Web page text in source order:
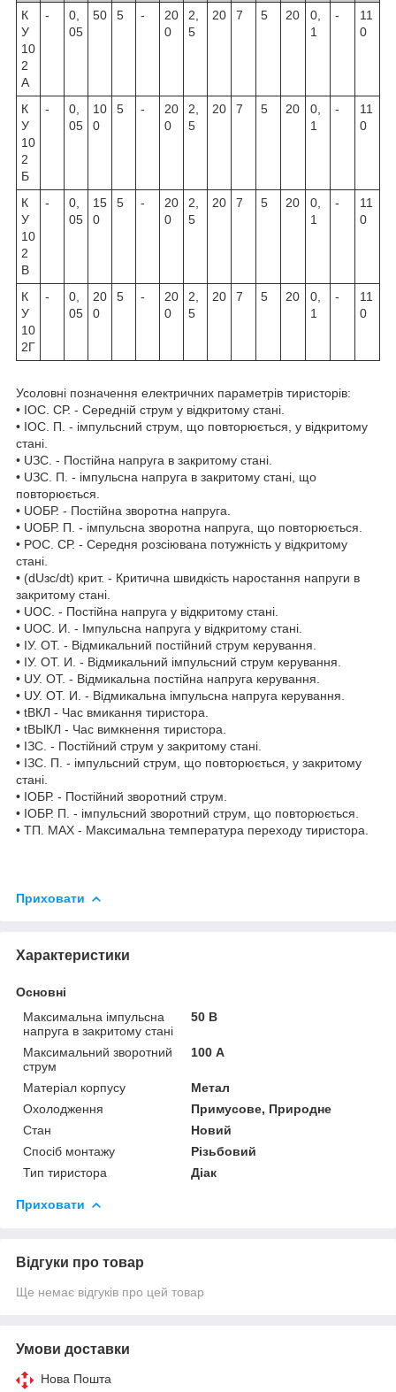
К
У
10
2
А
-
0,
05
50 5 -
20
0
2,
5
20 7 5 20
0,
1
-
11
0
К
У
10
2
Б
-
0,
05
10
0
5 -
20
0
2,
5
20 7 5 20
0,
1
-
11
0
К
У
10
2
В
-
0,
05
15
0
5 -
20
0
2,
5
20 7 5 20
0,
1
-
11
0
К
У
10
2Г
-
0,
05
20
0
5 -
20
0
2,
5
20 7 5 20
0,
1
-
11
0
Усоловні позначення електричних параметрів тиристорів:
• IОС. СР. - Середній струм у відкритому стані.
• IОС. П. - імпульсний струм, що повторюється, у відкритому
стані.
• UЗС. - Постійна напруга в закритому стані.
• UЗС. П. - імпульсна напруга в закритому стані, що
повторюється.
• UОБР. - Постійна зворотна напруга.
• UОБР. П. - імпульсна зворотна напруга, що повторюється.
• PОС. СР. - Середня розсіювана потужність у відкритому
стані.
• (dUзс/dt) крит. - Критична швидкість наростання напруги в
закритому стані.
• UОС. - Постійна напруга у відкритому стані.
• UОС. И. - Імпульсна напруга у відкритому стані.
• IУ. ОТ. - Відмикальний постійний струм керування.
• IУ. ОТ. И. - Відмикальний імпульсний струм керування.
• UУ. ОТ. - Відмикальна постійна напруга керування.
• UУ. ОТ. И. - Відмикальна імпульсна напруга керування.
• tВКЛ - Час вмикання тиристора.
• tВЫКЛ - Час вимкнення тиристора.
• IЗС. - Постійний струм у закритому стані.
• IЗС. П. - імпульсний струм, що повторюється, у закритому
стані.
• IОБР. - Постійний зворотний струм.
• IОБР. П. - імпульсний зворотний струм, що повторюється.
• TП. MAX - Максимальна температура переходу тиристора.
Приховати
Характеристики
Основні
Максимальна імпульсна
напруга в закритому стані
50 В
Максимальний зворотний
струм
100 А
Матеріал корпусу
Метал
Охолодження
Примусове, Природне
Стан
Новий
Спосіб монтажу
Різьбовий
Тип тиристора
Діак
Приховати
Відгуки про товар
Ще немає відгуків про цей товар
Умови доставки
Нова Пошта